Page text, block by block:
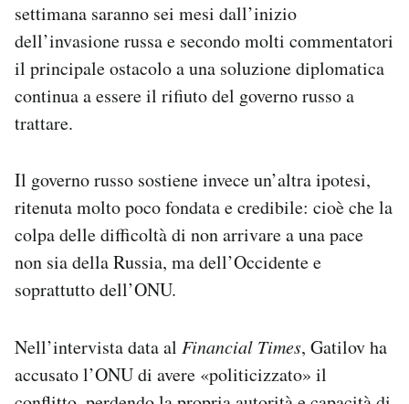
settimana saranno sei mesi dall’inizio
dell’invasione russa e secondo molti commentatori
il principale ostacolo a una soluzione diplomatica
continua a essere il rifiuto del governo russo a
trattare.
Il governo russo sostiene invece un’altra ipotesi,
ritenuta molto poco fondata e credibile: cioè che la
colpa delle difficoltà di non arrivare a una pace
non sia della Russia, ma dell’Occidente e
soprattutto dell’ONU.
Nell’intervista data al Financial Times, Gatilov ha
accusato l’ONU di avere «politicizzato» il